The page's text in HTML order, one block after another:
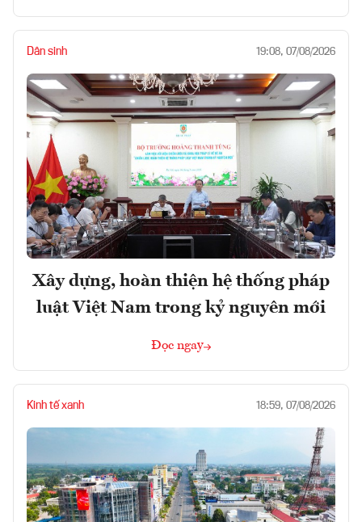
Dân sinh 19:08, 07/08/2026
Xây dựng, hoàn thiện hệ thống pháp
luật Việt Nam trong kỷ nguyên mới
Đọc ngay
Kinh tế xanh 18:59, 07/08/2026